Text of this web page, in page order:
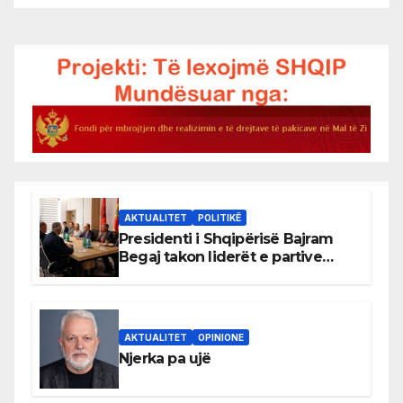
AKTUALITET POLITIKË
Presidenti i Shqipërisë Bajram
Begaj takon liderët e partive
AKTUALITET OPINIONE
Njerka pa ujë